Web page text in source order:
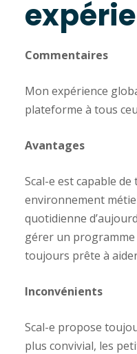
Commentaires
Mon expérience
plateforme à tous
Avantages
Scal-e est capable
environnement
quotidienne
gérer un programme
toujours prête à
Inconvénients
Scal-e propose
plus convivial, les